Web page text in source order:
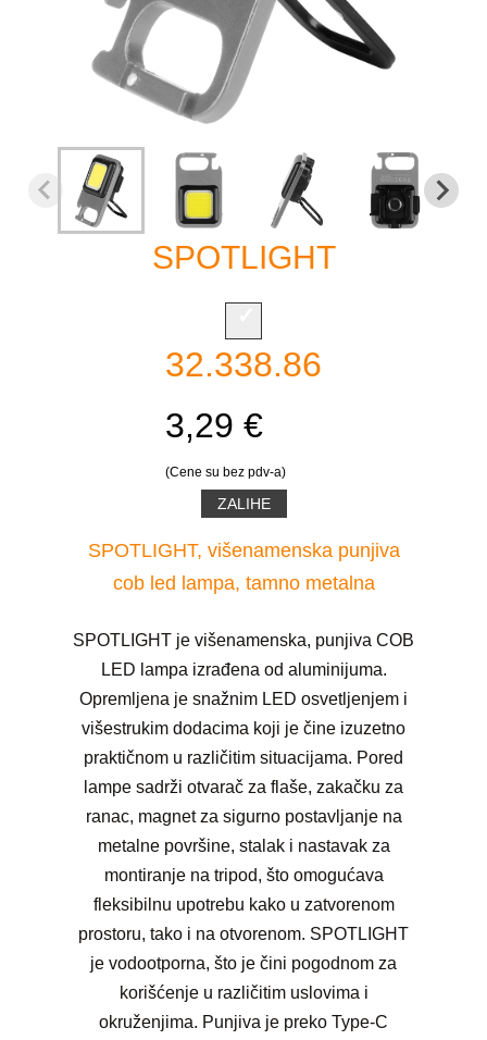
SPOTLIGHT
32.338.86
3,29 €
(Cene su bez pdv-a)
ZALIHE
SPOTLIGHT, višenamenska punjiva
cob led lampa, tamno metalna
SPOTLIGHT je višenamenska, punjiva COB
LED lampa izrađena od aluminijuma.
Opremljena je snažnim LED osvetljenjem i
višestrukim dodacima koji je čine izuzetno
praktičnom u različitim situacijama. Pored
lampe sadrži otvarač za flaše, zakačku za
ranac, magnet za sigurno postavljanje na
metalne površine, stalak i nastavak za
montiranje na tripod, što omogućava
fleksibilnu upotrebu kako u zatvorenom
prostoru, tako i na otvorenom. SPOTLIGHT
je vodootporna, što je čini pogodnom za
korišćenje u različitim uslovima i
okruženjima. Punjiva je preko Type-C